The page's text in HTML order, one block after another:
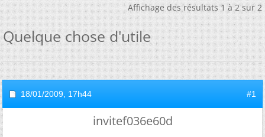
Affichage des résultats 1 à 2 sur 2
Quelque chose d'utile
18/01/2009, 17h44 #1
invitef036e60d